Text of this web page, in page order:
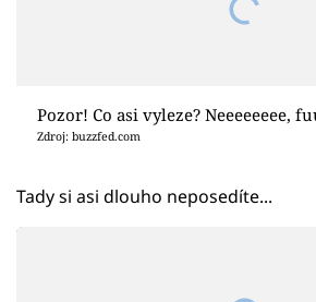
Pozor! Co asi vyleze? Neeeeeeee,
Zdroj: buzzfed.com
Tady si asi dlouho neposedíte...